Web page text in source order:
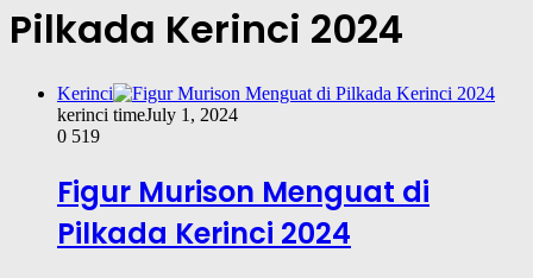
Pilkada Kerinci 2024
Kerinci
kerinci timeJuly 1, 2024
0 519
Figur Murison Menguat di
Pilkada Kerinci 2024